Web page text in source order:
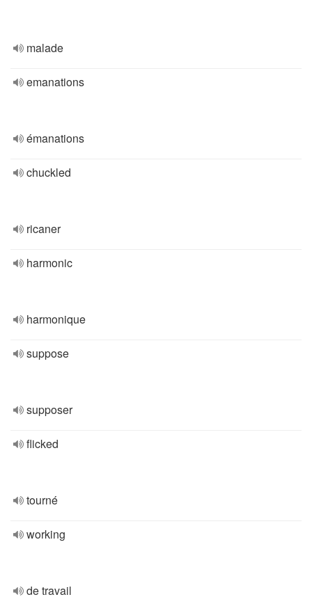
malade
emanations
émanations
chuckled
ricaner
harmonic
harmonique
suppose
supposer
flicked
tourné
working
de travail